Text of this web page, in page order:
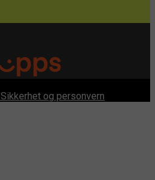
Sikkerhet og personvern